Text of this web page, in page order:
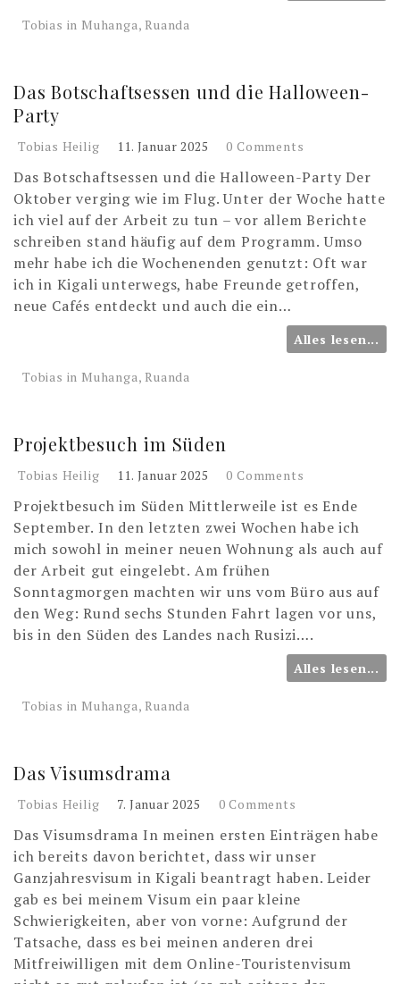
Tobias in Muhanga, Ruanda
Das Botschaftsessen und die Halloween-
Party
Tobias Heilig 11. Januar 2025 0 Comments
Das Botschaftsessen und die Halloween-Party Der
Oktober verging wie im Flug. Unter der Woche hatte
ich viel auf der Arbeit zu tun – vor allem Berichte
schreiben stand häufig auf dem Programm. Umso
mehr habe ich die Wochenenden genutzt: Oft war
ich in Kigali unterwegs, habe Freunde getroffen,
neue Cafés entdeckt und auch die ein…
Alles lesen...
Tobias in Muhanga, Ruanda
Projektbesuch im Süden
Tobias Heilig 11. Januar 2025 0 Comments
Projektbesuch im Süden Mittlerweile ist es Ende
September. In den letzten zwei Wochen habe ich
mich sowohl in meiner neuen Wohnung als auch auf
der Arbeit gut eingelebt. Am frühen
Sonntagmorgen machten wir uns vom Büro aus auf
den Weg: Rund sechs Stunden Fahrt lagen vor uns,
bis in den Süden des Landes nach Rusizi….
Alles lesen...
Tobias in Muhanga, Ruanda
Das Visumsdrama
Tobias Heilig 7. Januar 2025 0 Comments
Das Visumsdrama In meinen ersten Einträgen habe
ich bereits davon berichtet, dass wir unser
Ganzjahresvisum in Kigali beantragt haben. Leider
gab es bei meinem Visum ein paar kleine
Schwierigkeiten, aber von vorne: Aufgrund der
Tatsache, dass es bei meinen anderen drei
Mitfreiwilligen mit dem Online-Touristenvisum